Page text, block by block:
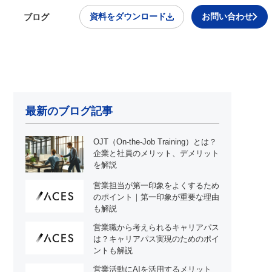
ブログ 資料をダウンロード お問い合わせ
最新のブログ記事
OJT（On-the-Job Training）とは？
企業と社員のメリット、デメリット
を解説
営業担当が第一印象をよくするため
のポイント｜第一印象が重要な理由
も解説
営業職から考えられるキャリアパス
は？キャリアパス実現のためのポイ
ントも解説
営業活動にAIを活用するメリット